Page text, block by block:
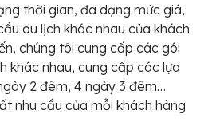
thời gian, đa dạng mức giá,
du lịch khác nhau của khách
chúng tôi cung cấp các gói
khác nhau, cung cấp các lựa
2 đêm, 4 ngày 3 đêm…
nhu cầu của mỗi khách hàng